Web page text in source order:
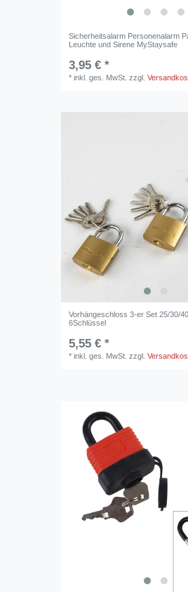
Sicherheitsalarm Personenalarm
Leuchte und Sirene MyStaysafe
3,95 € *
*inkl. ges. MwSt. zzgl.
Vorhängeschloss 3-er Set 25/30/
6Schlüssel
5,55 € *
*inkl. ges. MwSt. zzgl.